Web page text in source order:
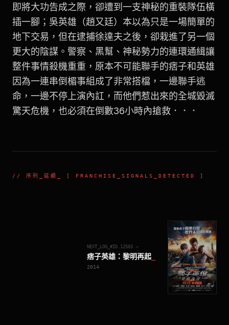
即將大功告成之際，卻遭到一支神秘的重裝隊伍橫
插一腳；吳英雄（趙又廷）本以為只是一場簡單的
地下交易，但在逮捕徐達夫之後，卻栽進了另一個
更大的陰謀。警察、黑幫、神秘勢力的連環通緝讓
整件事情殺機重重，原本不可能聯手的痞子和英雄
因為一連串倒楣事組成了非常搭檔，一邊聯手逃
命，一邊不停上演內訌，而他們惹出來的全城毀滅
驚天危機，也必須在倒數36小時內搶救．．．
// 序列_延續 _ [ FRANCHISE_SIGNALS_DETECTED ]
NEXT_LOG_#ID. 12503 →
痞子英雄：黎明再起_
2014